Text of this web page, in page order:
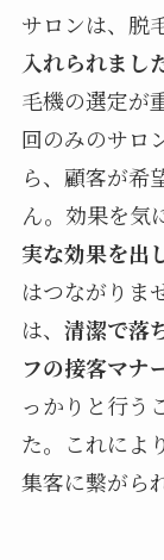
サロンは、脱
入れられまし
毛機の選定が
回のみのサロ
ら、顧客が希
ん。効果を気
実な効果を出
はつながりま
は、 清潔で落
フの接客マナ
っかりと行う
た。これによ
集客に繋がら